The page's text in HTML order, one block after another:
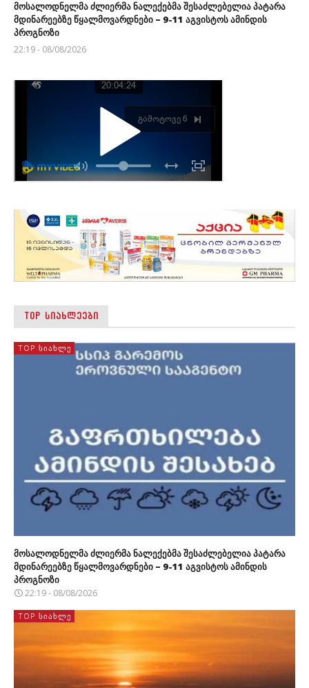
მოსალოდნელმა ძლიერმა ნალექებმა შესაძლებელია პატარა
მდინარეებზე წყალმოვარდნები – 9-11 აგვისტოს ამინდის
პროგნოზი
22:19 - 08/08/2026
TOP ᲡᲘᲐᲮᲚᲔᲔᲑᲘ
TOP ᲡᲘᲐᲮᲚᲔ
მოსალოდნელმა ძლიერმა ნალექებმა შესაძლებელია პატარა
მდინარეებზე წყალმოვარდნები – 9-11 აგვისტოს ამინდის
პროგნოზი
22:19 - 08/08/2026
TOP ᲡᲘᲐᲮᲚᲔ